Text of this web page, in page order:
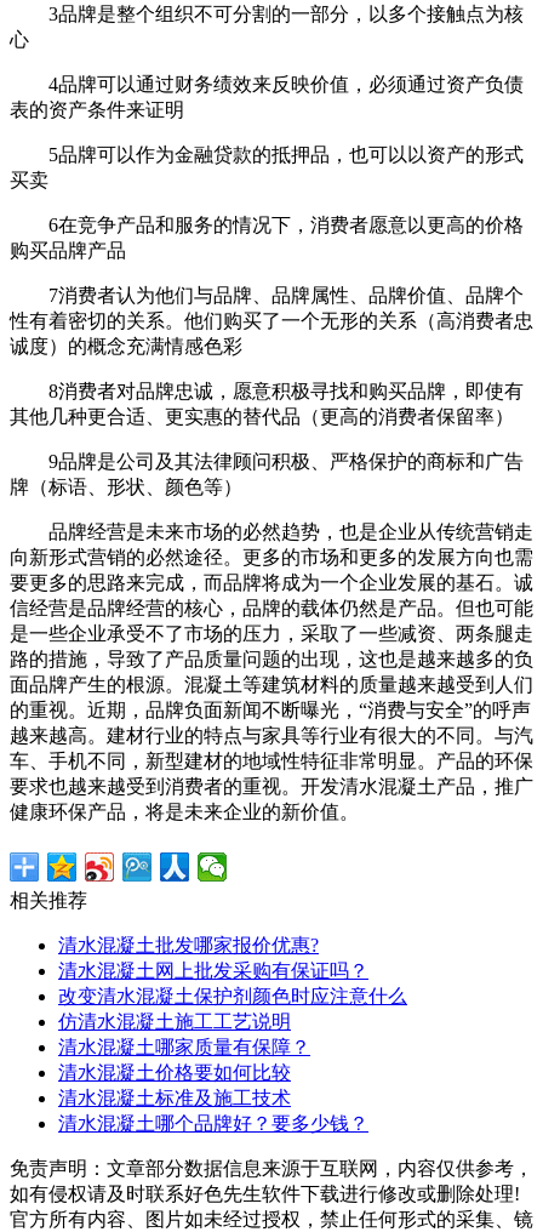
3品牌是整个组织不可分割的一部分，以多个接触点为核
心
4品牌可以通过财务绩效来反映价值，必须通过资产负债
表的资产条件来证明
5品牌可以作为金融贷款的抵押品，也可以以资产的形式
买卖
6在竞争产品和服务的情况下，消费者愿意以更高的价格
购买品牌产品
7消费者认为他们与品牌、品牌属性、品牌价值、品牌个
性有着密切的关系。他们购买了一个无形的关系（高消费者忠
诚度）的概念充满情感色彩
8消费者对品牌忠诚，愿意积极寻找和购买品牌，即使有
其他几种更合适、更实惠的替代品（更高的消费者保留率）
9品牌是公司及其法律顾问积极、严格保护的商标和广告
牌（标语、形状、颜色等）
品牌经营是未来市场的必然趋势，也是企业从传统营销走
向新形式营销的必然途径。更多的市场和更多的发展方向也需
要更多的思路来完成，而品牌将成为一个企业发展的基石。诚
信经营是品牌经营的核心，品牌的载体仍然是产品。但也可能
是一些企业承受不了市场的压力，采取了一些减资、两条腿走
路的措施，导致了产品质量问题的出现，这也是越来越多的负
面品牌产生的根源。混凝土等建筑材料的质量越来越受到人们
的重视。近期，品牌负面新闻不断曝光，“消费与安全”的呼声
越来越高。建材行业的特点与家具等行业有很大的不同。与汽
车、手机不同，新型建材的地域性特征非常明显。产品的环保
要求也越来越受到消费者的重视。开发清水混凝土产品，推广
健康环保产品，将是未来企业的新价值。
相关推荐
清水混凝土批发哪家报价优惠?
清水混凝土网上批发采购有保证吗？
改变清水混凝土保护剂颜色时应注意什么
仿清水混凝土施工工艺说明
清水混凝土哪家质量有保障？
清水混凝土价格要如何比较
清水混凝土标准及施工技术
清水混凝土哪个品牌好？要多少钱？
免责声明：文章部分数据信息来源于互联网，内容仅供参考，
如有侵权请及时联系好色先生软件下载进行修改或删除处理!
官方所有内容、图片如未经过授权，禁止任何形式的采集、镜